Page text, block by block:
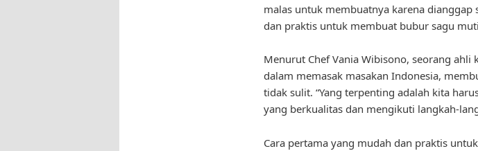
malas untuk membuatnya karena dianggap
dan praktis untuk membuat bubur sagu
Menurut Chef Vania Wibisono, seorang
dalam memasak masakan Indonesia,
tidak sulit. “Yang terpenting adalah kita
yang berkualitas dan mengikuti langkah-
Cara pertama yang mudah dan praktis